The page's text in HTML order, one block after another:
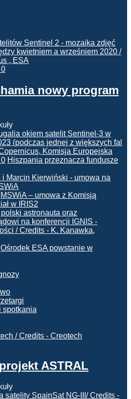
0
nowy program
0 Hiszpania przeznacza fundusze
MSWiA – umowa z Komisją
w IRIS2
Ośrodek ESA powstanie w
spotkania
ASTRAL